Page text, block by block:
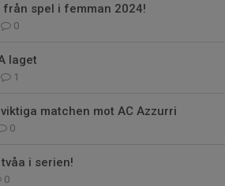
från spel i femman 2024!
0
laget
1
matchen mot AC Azzurri
0
i serien!
0